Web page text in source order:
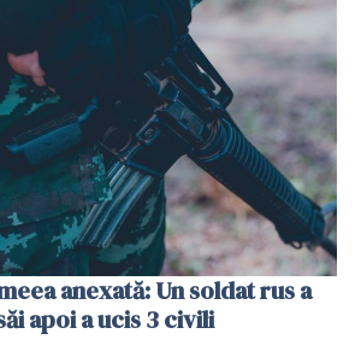
anexată: Un soldat rus a
apoi a ucis 3 civili